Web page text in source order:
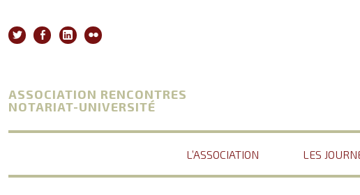
au
contenu
TwitterFacebook
LinkedinFlickr
ASSOCIATION RENCONTRES
NOTARIAT-UNIVERSITÉ
L’ASSOCIATION LES